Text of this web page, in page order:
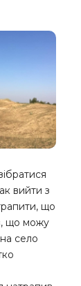
вийти з
що
що можу
село